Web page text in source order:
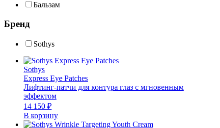
Бальзам
Бренд
Sothys
Sothys
Express Eye Patches
Лифтинг-патчи для контура глаз с мгновенным
эффектом
14 150 ₽
В корзину